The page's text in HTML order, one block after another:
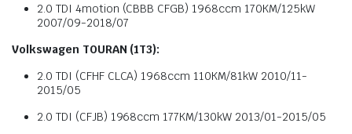
2.0 TDI 4motion (CBBB CFGB) 1968ccm 170KM/125kW
2007/09-2018/07
Volkswagen TOURAN (1T3):
2.0 TDI (CFHF CLCA) 1968ccm 110KM/81kW 2010/11-
2015/05
2.0 TDI (CFJB) 1968ccm 177KM/130kW 2013/01-2015/05